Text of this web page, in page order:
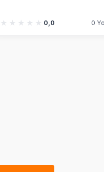
★★★★★
★★★★★ 0,0 0